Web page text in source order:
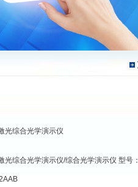
光综合光学演示仪
光综合光学演示仪/综合光学演示仪 型号：